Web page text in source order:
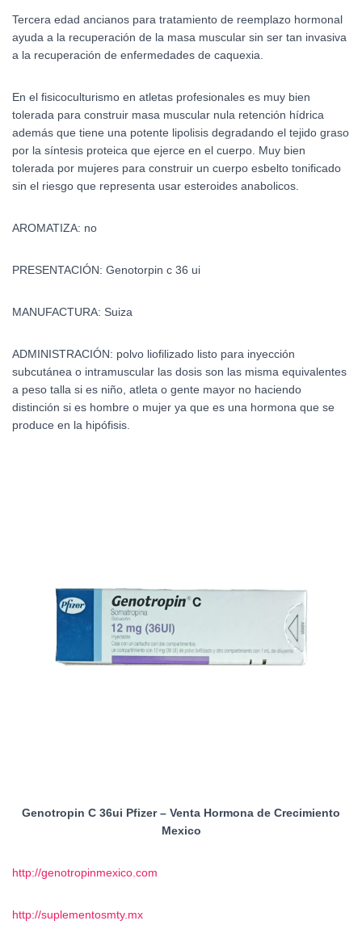
Tercera edad ancianos para tratamiento de reemplazo hormonal
ayuda a la recuperación de la masa muscular sin ser tan invasiva
a la recuperación de enfermedades de caquexia.
En el fisicoculturismo en atletas profesionales es muy bien
tolerada para construir masa muscular nula retención hídrica
además que tiene una potente lipolisis degradando el tejido graso
por la síntesis proteica que ejerce en el cuerpo. Muy bien
tolerada por mujeres para construir un cuerpo esbelto tonificado
sin el riesgo que representa usar esteroides anabolicos.
AROMATIZA: no
PRESENTACIÓN: Genotorpin c 36 ui
MANUFACTURA: Suiza
ADMINISTRACIÓN: polvo liofilizado listo para inyección
subcutánea o intramuscular las dosis son las misma equivalentes
a peso talla si es niño, atleta o gente mayor no haciendo
distinción si es hombre o mujer ya que es una hormona que se
produce en la hipófisis.
Genotropin C 36ui Pfizer – Venta Hormona de Crecimiento
Mexico
http://genotropinmexico.com
http://suplementosmty.mx